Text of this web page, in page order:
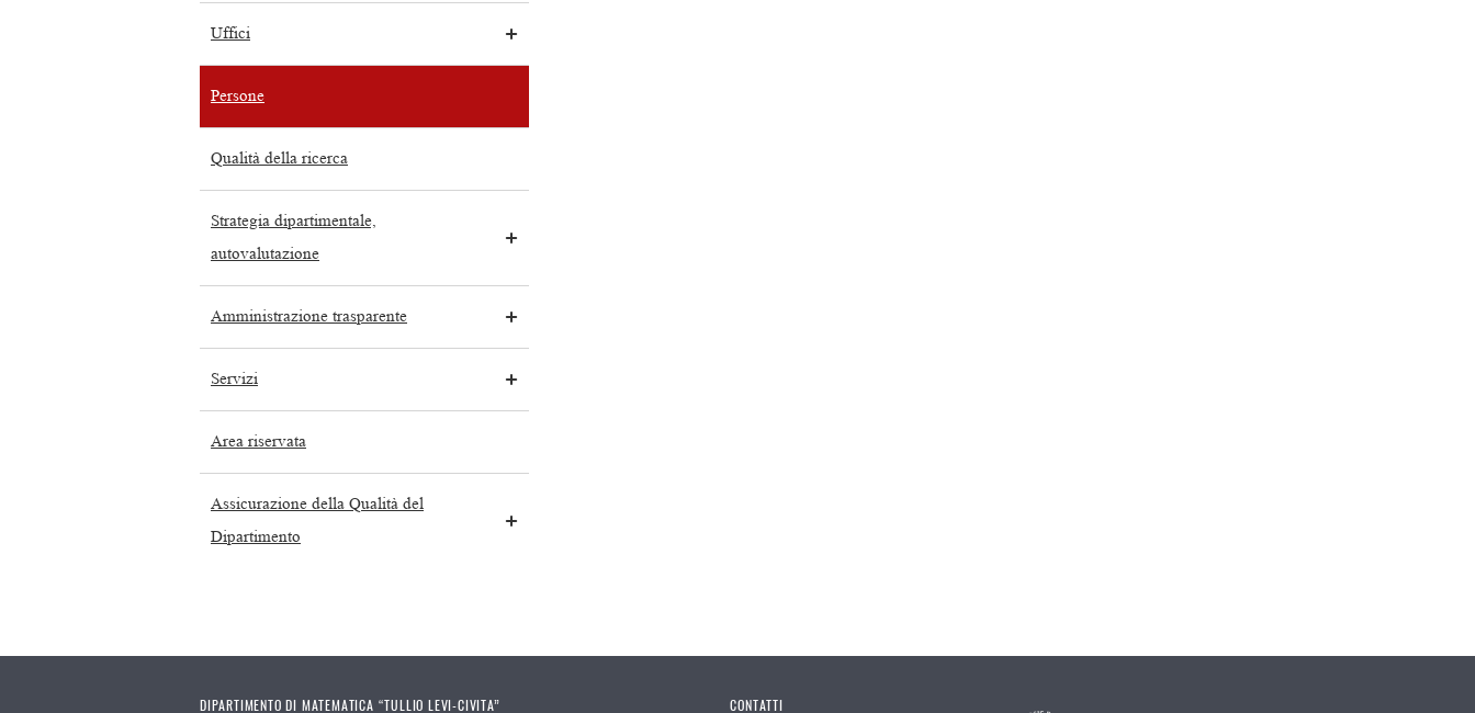
Uffici
Persone
Qualità della ricerca
Strategia dipartimentale,
autovalutazione
Amministrazione trasparente
Servizi
Area riservata
Assicurazione della Qualità del
Dipartimento
DIPARTIMENTO DI MATEMATICA “TULLIO LEVI-CIVITA” CONTATTI